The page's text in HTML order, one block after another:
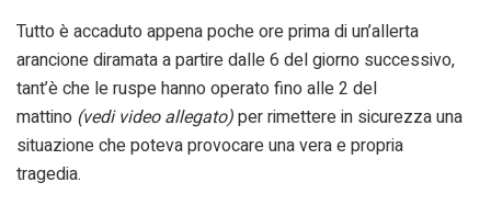
Tutto è accaduto appena poche ore prima di un’allerta
arancione diramata a partire dalle 6 del giorno successivo,
tant’è che le ruspe hanno operato fino alle 2 del
mattino (vedi video allegato)per rimettere in sicurezza una
situazione che poteva provocare una vera e propria
tragedia.